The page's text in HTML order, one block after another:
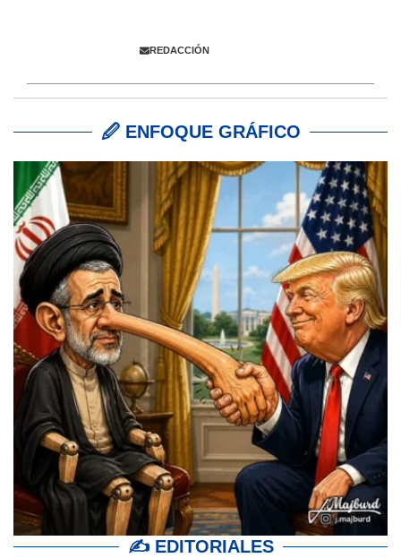
REDACCIÓN
✍ EDITORIALES
🖉 ENFOQUE GRÁFICO